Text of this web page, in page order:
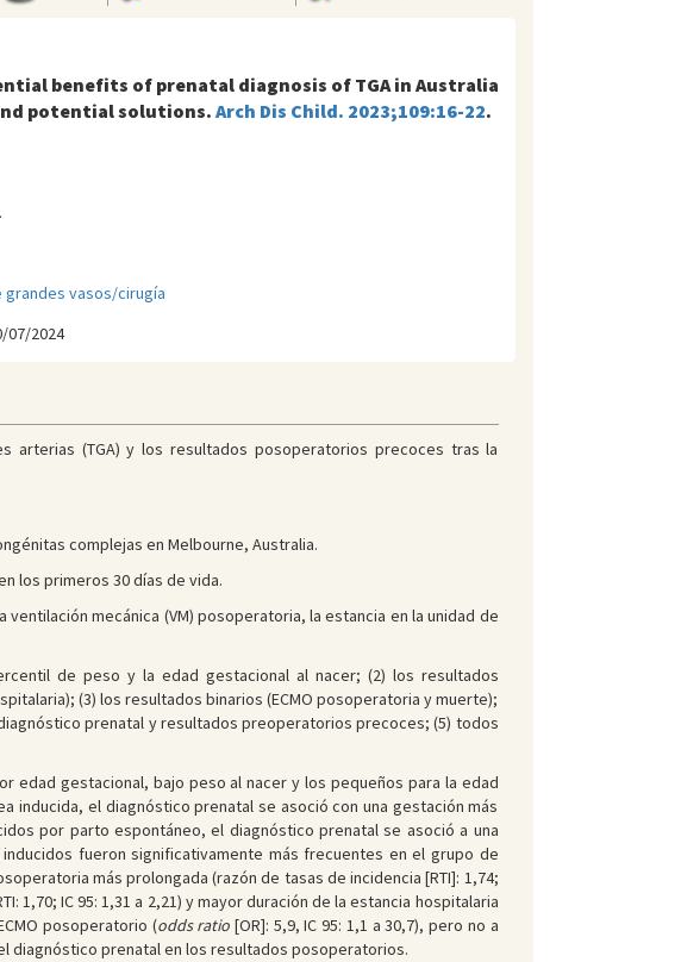
benefits of prenatal diagnosis of TGA in Australia
potential solutions. Arch Dis Child. 2023;109:16-22.
vasos/cirugía
07/2024
(TGA) y los resultados posoperatorios precoces tras la
complejas en Melbourne, Australia.
los primeros 30 días de vida.
mecánica (VM) posoperatoria, la estancia en la unidad de
de peso y la edad gestacional al nacer; (2) los resultados
(3) los resultados binarios (ECMO posoperatoria y muerte);
prenatal y resultados preoperatorios precoces; (5) todos
edad gestacional, bajo peso al nacer y los pequeños para la edad
inducida, el diagnóstico prenatal se asoció con una gestación más
por parto espontáneo, el diagnóstico prenatal se asoció a una
inducidos fueron significativamente más frecuentes en el grupo de
más prolongada (razón de tasas de incidencia [RTI]: 1,74;
1,70; IC 95: 1,31 a 2,21) y mayor duración de la estancia hospitalaria
posoperatorio (odds ratio [OR]: 5,9, IC 95: 1,1 a 30,7), pero no a
diagnóstico prenatal en los resultados posoperatorios.